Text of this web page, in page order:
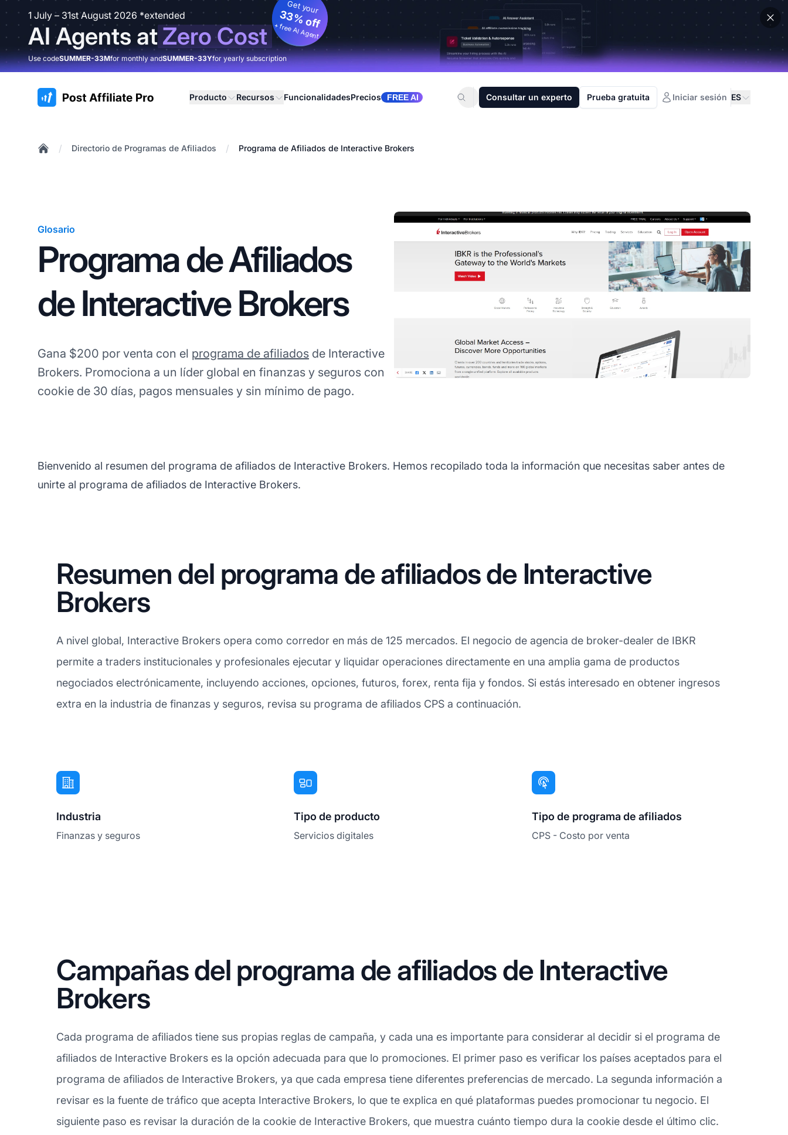
1 July – 31st August 2026 *extended
AI Agents atZero Cost
Get your
33% off
+ free AI Agent
Use codeSUMMER-33Mfor monthly andSUMMER-33Yfor yearly subscription
:site.title Producto Recursos FuncionalidadesPrecios FREE AI Consultar un experto Prueba gratuita Iniciar sesión ES
/ Directorio de Programas de Afiliados / Programa de Afiliados de Interactive Brokers
Glosario
Programa de Afiliados
de Interactive Brokers
Gana $200 por venta con el programa de afiliados de Interactive
Brokers. Promociona a un líder global en finanzas y seguros con
cookie de 30 días, pagos mensuales y sin mínimo de pago.
Bienvenido al resumen del programa de afiliados de Interactive Brokers. Hemos recopilado toda la información que necesitas saber antes de
unirte al programa de afiliados de Interactive Brokers.
Resumen del programa de afiliados de Interactive
Brokers
A nivel global, Interactive Brokers opera como corredor en más de 125 mercados. El negocio de agencia de broker-dealer de IBKR
permite a traders institucionales y profesionales ejecutar y liquidar operaciones directamente en una amplia gama de productos
negociados electrónicamente, incluyendo acciones, opciones, futuros, forex, renta fija y fondos. Si estás interesado en obtener ingresos
extra en la industria de finanzas y seguros, revisa su programa de afiliados CPS a continuación.
Industria
Finanzas y seguros
Tipo de producto
Servicios digitales
Tipo de programa de afiliados
CPS - Costo por venta
Campañas del programa de afiliados de Interactive
Brokers
Cada programa de afiliados tiene sus propias reglas de campaña, y cada una es importante para considerar al decidir si el programa de
afiliados de Interactive Brokers es la opción adecuada para que lo promociones. El primer paso es verificar los países aceptados para el
programa de afiliados de Interactive Brokers, ya que cada empresa tiene diferentes preferencias de mercado. La segunda información a
revisar es la fuente de tráfico que acepta Interactive Brokers, lo que te explica en qué plataformas puedes promocionar tu negocio. El
siguiente paso es revisar la duración de la cookie de Interactive Brokers, que muestra cuánto tiempo dura la cookie desde el último clic.